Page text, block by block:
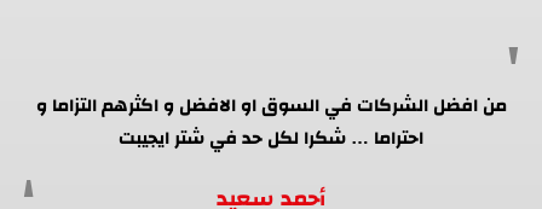
من افضل الشركات في السوق او الافضل و اكثرهم التزاما و
احتراما … شكرا لكل حد في شتر ايجيبت
أحمد سعيد